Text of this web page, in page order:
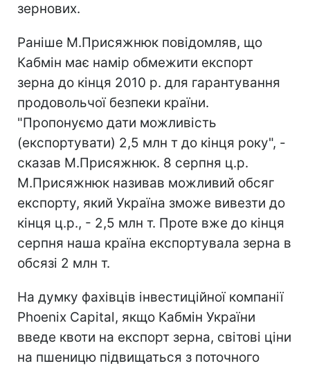
зернових.
Раніше М.Присяжнюк повідомляв, що
Кабмін має намір обмежити експорт
зерна до кінця 2010 р. для гарантування
продовольчої безпеки країни.
"Пропонуємо дати можливість
(експортувати) 2,5 млн т до кінця року", -
сказав М.Присяжнюк. 8 серпня ц.р.
М.Присяжнюк називав можливий обсяг
експорту, який Україна зможе вивезти до
кінця ц.р., - 2,5 млн т. Проте вже до кінця
серпня наша країна експортувала зерна в
обсязі 2 млн т.
На думку фахівців інвестиційної компанії
Phoenix Capital, якщо Кабмін України
введе квоти на експорт зерна, світові ціни
на пшеницю підвищаться з поточного